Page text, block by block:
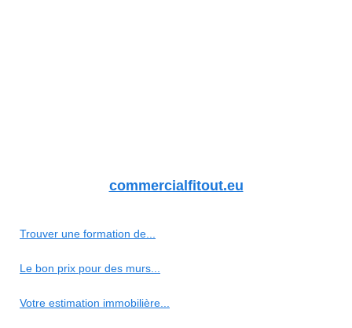
commercialfitout.eu
Trouver une formation de...
Le bon prix pour des murs...
Votre estimation immobilière...